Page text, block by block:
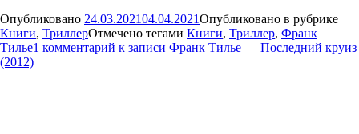
Опубликовано 24.03.202104.04.2021Опубликовано в рубрике
Книги, ТриллерОтмечено тегами Книги, Триллер, Франк
Тилье1 комментарий к записи Франк Тилье — Последний круиз
(2012)